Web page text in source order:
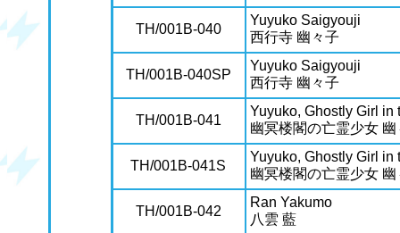
TH/001B-040
Yuyuko Saigyouji
西行寺 幽々子
TH/001B-040SP
Yuyuko Saigyouji
西行寺 幽々子
TH/001B-041
Yuyuko, Ghostly Girl in
幽冥楼閣の亡霊少女 幽
TH/001B-041S
Yuyuko, Ghostly Girl in
幽冥楼閣の亡霊少女 幽
TH/001B-042
Ran Yakumo
八雲 藍